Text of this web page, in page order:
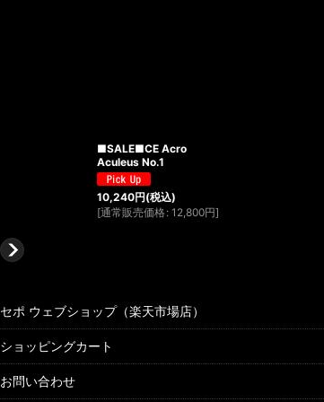
■SALE■CE Acro
Aculeus No.1
10,240円(税込)
[通常販売価格 : 12,800円]
セポ ウェブショップ（楽天市場店）
ショッピングカート
お問い合わせ